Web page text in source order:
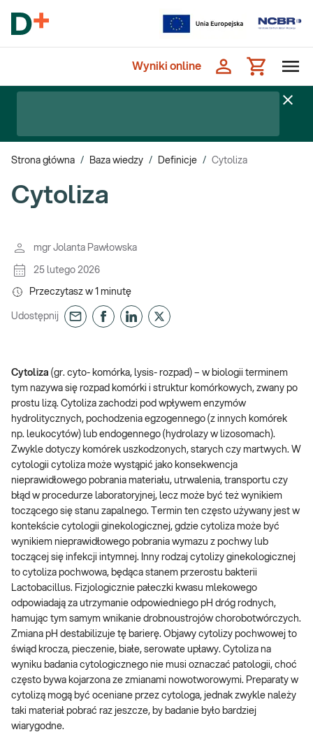
Wyniki online
Strona główna / Baza wiedzy / Definicje / Cytoliza
Cytoliza
mgr Jolanta Pawłowska
25 lutego 2026
Przeczytasz w 1 minutę
Udostępnij
Cytoliza (gr. cyto- komórka, lysis- rozpad) – w biologii terminem
tym nazywa się rozpad komórki i struktur komórkowych, zwany po
prostu lizą. Cytoliza zachodzi pod wpływem enzymów
hydrolitycznych, pochodzenia egzogennego (z innych komórek
np. leukocytów) lub endogennego (hydrolazy w lizosomach).
Zwykle dotyczy komórek uszkodzonych, starych czy martwych. W
cytologii cytoliza może wystąpić jako konsekwencja
nieprawidłowego pobrania materiału, utrwalenia, transportu czy
błąd w procedurze laboratoryjnej, lecz może być też wynikiem
toczącego się stanu zapalnego. Termin ten często używany jest w
kontekście cytologii ginekologicznej, gdzie cytoliza może być
wynikiem nieprawidłowego pobrania wymazu z pochwy lub
toczącej się infekcji intymnej. Inny rodzaj cytolizy ginekologicznej
to cytoliza pochwowa, będąca stanem przerostu bakterii
Lactobacillus. Fizjologicznie pałeczki kwasu mlekowego
odpowiadają za utrzymanie odpowiedniego pH dróg rodnych,
hamując tym samym wnikanie drobnoustrojów chorobotwórczych.
Zmiana pH destabilizuje tę barierę. Objawy cytolizy pochwowej to
świąd krocza, pieczenie, białe, serowate upławy. Cytoliza na
wyniku badania cytologicznego nie musi oznaczać patologii, choć
często bywa kojarzona ze zmianami nowotworowymi. Preparaty w
cytolizą mogą być oceniane przez cytologa, jednak zwykle należy
taki materiał pobrać raz jeszcze, by badanie było bardziej
wiarygodne.